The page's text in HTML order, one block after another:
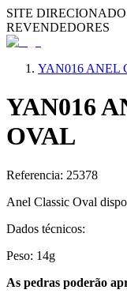
SITE
REVENDEDORES
YAN016 ANEL
YAN016
OVAL
Referencia: 25378
Anel Classic Oval
Dados técnicos:
Peso: 14g
As pedras poderão